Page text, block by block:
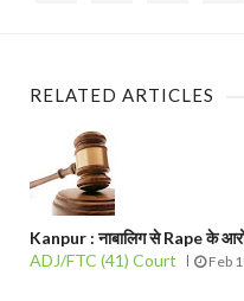
RELATED ARTICLES
Kanpur : नाबालिग से Rape के
ADJ/FTC (41) Court
Feb